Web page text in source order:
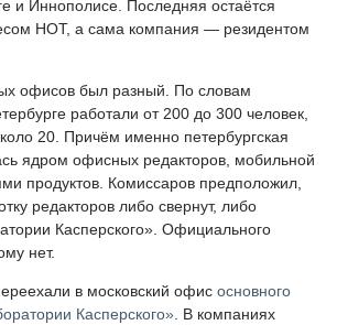
и Иннополисе. Последняя остаётся
НОТ, а сама компания — резидентом
офисов был разный. По словам
работали от 200 до 300 человек,
20. Причём именно петербургская
ядром офисных редакторов, мобильной
продуктов. Комиссаров предположил,
редакторов либо свернут, либо
Касперского». Официального
нет.
в московский офис основного
Касперского». В компаниях